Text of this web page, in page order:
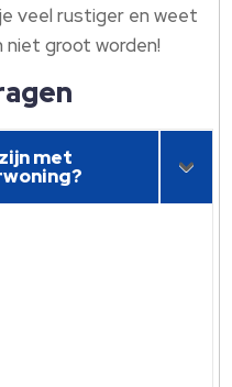
veel rustiger en weet
niet groot worden!
met